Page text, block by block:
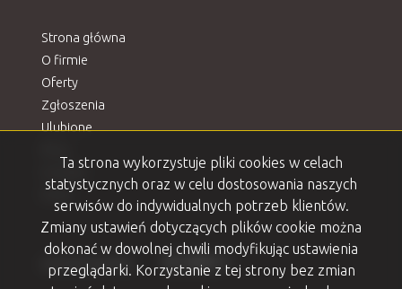
Strona główna
O firmie
Oferty
Zgłoszenia
Ulubione
Kontakt
Rodo
social media Facebook
Facebook
Facebook
Facebook
Facebook
Ta strona wykorzystuje pliki cookies w celach
statystycznych oraz w celu dostosowania naszych
serwisów do indywidualnych potrzeb klientów.
Zmiany ustawień dotyczących plików cookie można
dokonać w dowolnej chwili modyfikując ustawienia
przeglądarki. Korzystanie z tej strony bez zmian